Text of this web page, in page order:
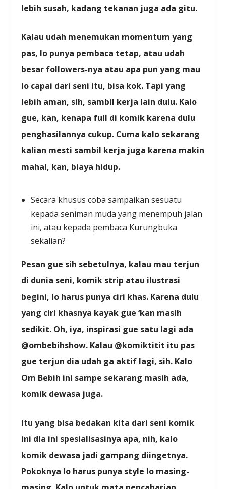
lebih susah, kadang tekanan juga ada gitu.
Kalau udah menemukan momentum yang
pas, lo punya pembaca tetap, atau udah
besar followers-nya atau apa pun yang mau
lo capai dari seni itu, bisa kok. Tapi yang
lebih aman, sih, sambil kerja lain dulu. Kalo
gue, kan, kenapa full di komik karena dulu
penghasilannya cukup. Cuma kalo sekarang
kalian mesti sambil kerja juga karena makin
mahal, kan, biaya hidup.
Secara khusus coba sampaikan sesuatu
kepada seniman muda yang menempuh jalan
ini, atau kepada pembaca Kurungbuka
sekalian?
Pesan gue sih sebetulnya, kalau mau terjun
di dunia seni, komik strip atau ilustrasi
begini, lo harus punya ciri khas. Karena dulu
yang ciri khasnya kayak gue ‘kan masih
sedikit. Oh, iya, inspirasi gue satu lagi ada
@ombebihshow. Kalau @komiktitit itu pas
gue terjun dia udah ga aktif lagi, sih. Kalo
Om Bebih ini sampe sekarang masih ada,
komik dewasa juga.
Itu yang bisa bedakan kita dari seni komik
ini dia ini spesialisasinya apa, nih, kalo
komik dewasa jadi gampang diingetnya.
Pokoknya lo harus punya style lo masing-